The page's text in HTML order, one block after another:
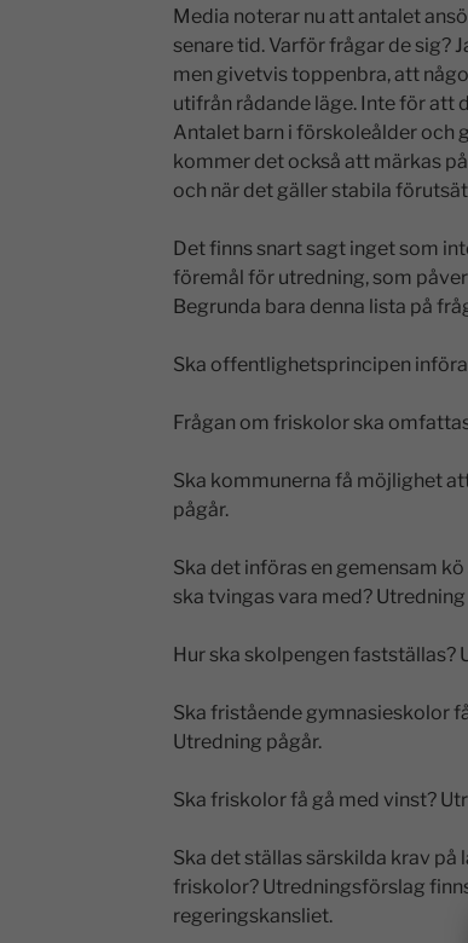
dI
n
b
o
o
k
A
p
p
Li
n
k
Media noterar nu att antalet
senare tid. Varför frågar de sig?
men givetvis toppenbra, att
utifrån rådande läge. Inte för att
Antalet barn i förskoleålder och
kommer det också att märkas
och när det gäller stabila
Det finns snart sagt inget som
föremål för utredning, som
Begrunda bara denna lista på
Ska offentlighetsprincipen
Frågan om friskolor ska
Ska kommunerna få möjlighet
pågår.
Ska det införas en gemensam
ska tvingas vara med? Utredning
Hur ska skolpengen fastställas?
Ska fristående gymnasieskolor
Utredning pågår.
Ska friskolor få gå med vinst?
Ska det ställas särskilda krav
friskolor? Utredningsförslag
regeringskansliet.